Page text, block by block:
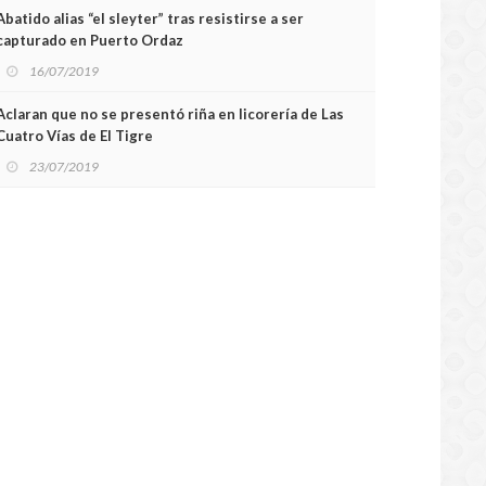
alias “el sleyter” tras resistirse a ser
en Puerto Ordaz
16/07/2019
que no se presentó riña en licorería de Las
Vías de El Tigre
23/07/2019